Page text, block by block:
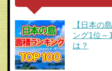
【日本の
ング1位～
は？